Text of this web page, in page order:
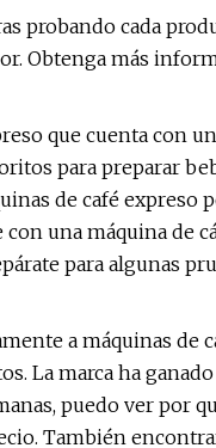
probando cada
Obtenga más
que cuenta
para preparar
de café expreso
una máquina de
para algunas
a máquinas de
La marca ha
puedo ver por
También